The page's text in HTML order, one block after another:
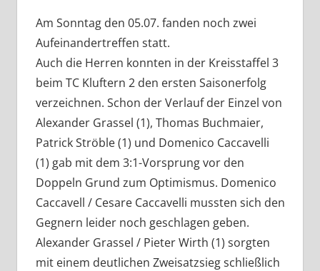
Am Sonntag den 05.07. fanden noch zwei
Aufeinandertreffen statt.
Auch die Herren konnten in der Kreisstaffel 3
beim TC Kluftern 2 den ersten Saisonerfolg
verzeichnen. Schon der Verlauf der Einzel von
Alexander Grassel (1), Thomas Buchmaier,
Patrick Ströble (1) und Domenico Caccavelli
(1) gab mit dem 3:1-Vorsprung vor den
Doppeln Grund zum Optimismus. Domenico
Caccavell / Cesare Caccavelli mussten sich den
Gegnern leider noch geschlagen geben.
Alexander Grassel / Pieter Wirth (1) sorgten
mit einem deutlichen Zweisatzsieg schließlich